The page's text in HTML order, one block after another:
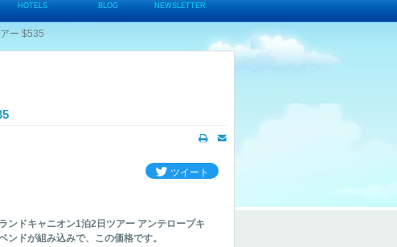
HOTELS BLOG NEWSLETTER
ー $535
ンドキャニオン1泊2日ツアー アンテロープキ
ンドが組み込みで、この価格です。
ツイート